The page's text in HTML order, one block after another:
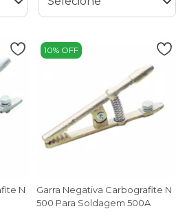
N
10% OFF
Garra Negativa Carbografite N
500 Para Soldagem 500A